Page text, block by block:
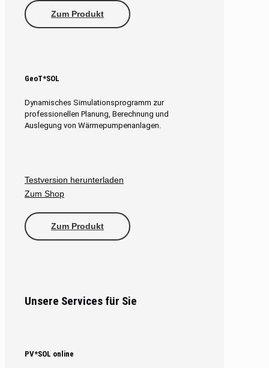
Zum Produkt
GeoT*SOL
Dynamisches Simulationsprogramm zur
professionellen Planung, Berechnung und
Auslegung von Wärmepumpenanlagen.
Testversion herunterladen
Zum Shop
Zum Produkt
Unsere Services für Sie
PV*SOL online